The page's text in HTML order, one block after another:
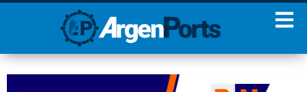
¡Sumate a nuestro
Newsletter!